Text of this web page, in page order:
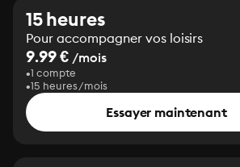
15 heures
Pour accompagner vos loisirs
9.99 € /mois
1 compte
15 heures/mois
Essayer maintenant